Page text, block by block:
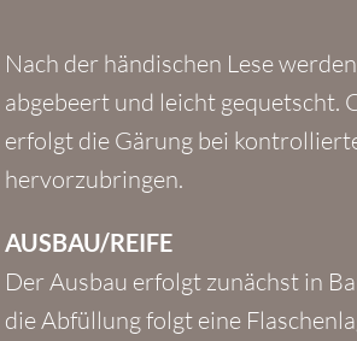
Nach der händischen Lese
abgebeert und leicht gequetscht.
erfolgt die Gärung bei
hervorzubringen.
AUSBAU/REIFE
Der Ausbau erfolgt zunächst in
die Abfüllung folgt eine